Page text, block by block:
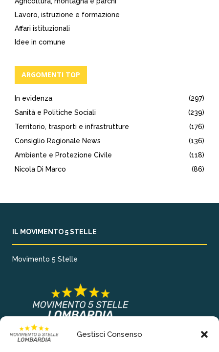
Gestisci Consenso
Lavoro, istruzione e formazione
Affari istituzionali
Idee in comune
ARGOMENTI TOP
In evidenza
(297)
Sanità e Politiche Sociali
(239)
Territorio, trasporti e infrastrutture
(176)
Consiglio Regionale News
(136)
Ambiente e Protezione Civile
(118)
Nicola Di Marco
(86)
IL MOVIMENTO 5 STELLE
Movimento 5 Stelle
COLLEGAMENTI PRINCIPALI